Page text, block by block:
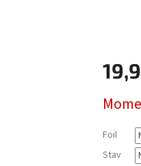
cena:
Foil
Stav